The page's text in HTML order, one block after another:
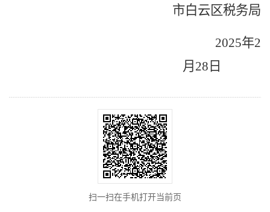
市白云区税务局
2025年2
月 28 日
扫一扫在手机打开当前页